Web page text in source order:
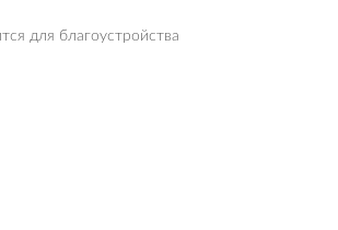
для благоустройства